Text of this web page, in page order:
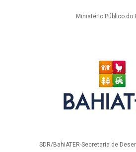
Ministério Público do
SDR/BahiATER-Secretaria de